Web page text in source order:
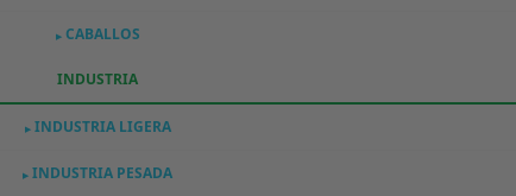
▶ CABALLOS
INDUSTRIA
▶ INDUSTRIA LIGERA
▶ INDUSTRIA PESADA